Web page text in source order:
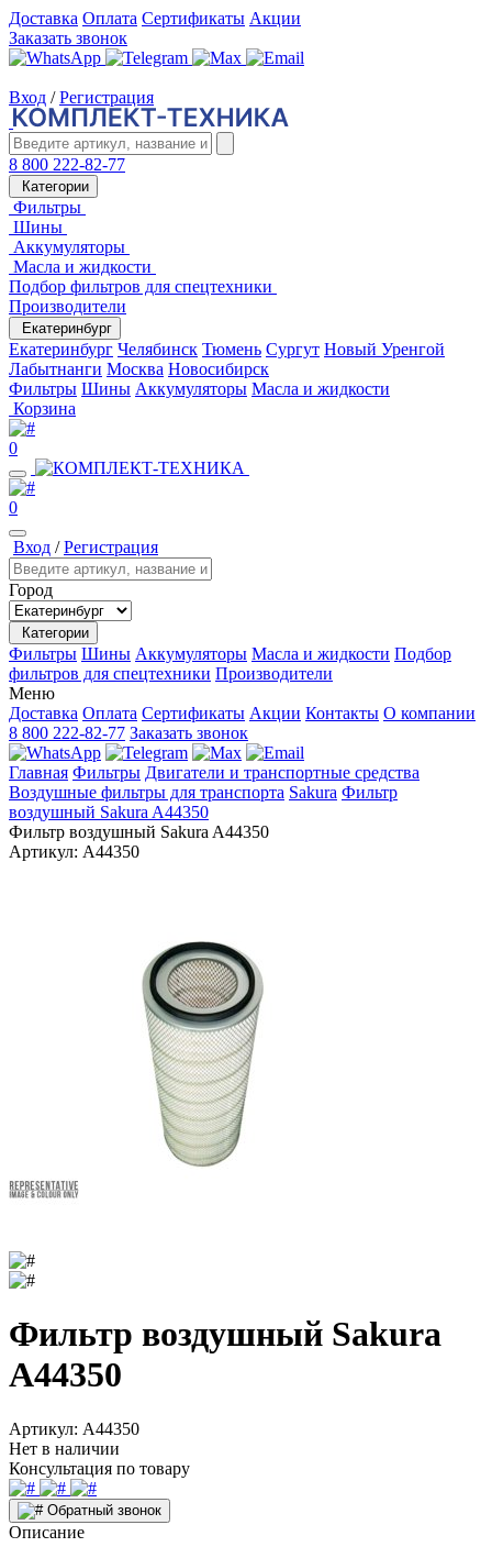
Доставка Оплата Сертификаты Акции
Заказать звонок
Вход / Регистрация
8 800 222-82-77
Категории
Фильтры
Шины
Аккумуляторы
Масла и жидкости
Подбор фильтров для спецтехники
Производители
Екатеринбург
Екатеринбург Челябинск Тюмень Сургут Новый Уренгой
Лабытнанги Москва Новосибирск
Фильтры Шины Аккумуляторы Масла и жидкости
Корзина
0
0
Вход /Регистрация
Город
Категории
Фильтры Шины Аккумуляторы Масла и жидкости Подбор
фильтров для спецтехники Производители
Меню
Доставка Оплата Сертификаты Акции Контакты О компании
8 800 222-82-77 Заказать звонок
Главная Фильтры Двигатели и транспортные средства
Воздушные фильтры для транспорта Sakura Фильтр
воздушный Sakura A44350
Фильтр воздушный Sakura A44350
Артикул: A44350
Фильтр воздушный Sakura
A44350
Артикул: A44350
Нет в наличии
Консультация по товару
Обратный звонок
Описание